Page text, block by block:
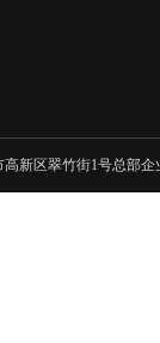
市高新区翠竹街1号